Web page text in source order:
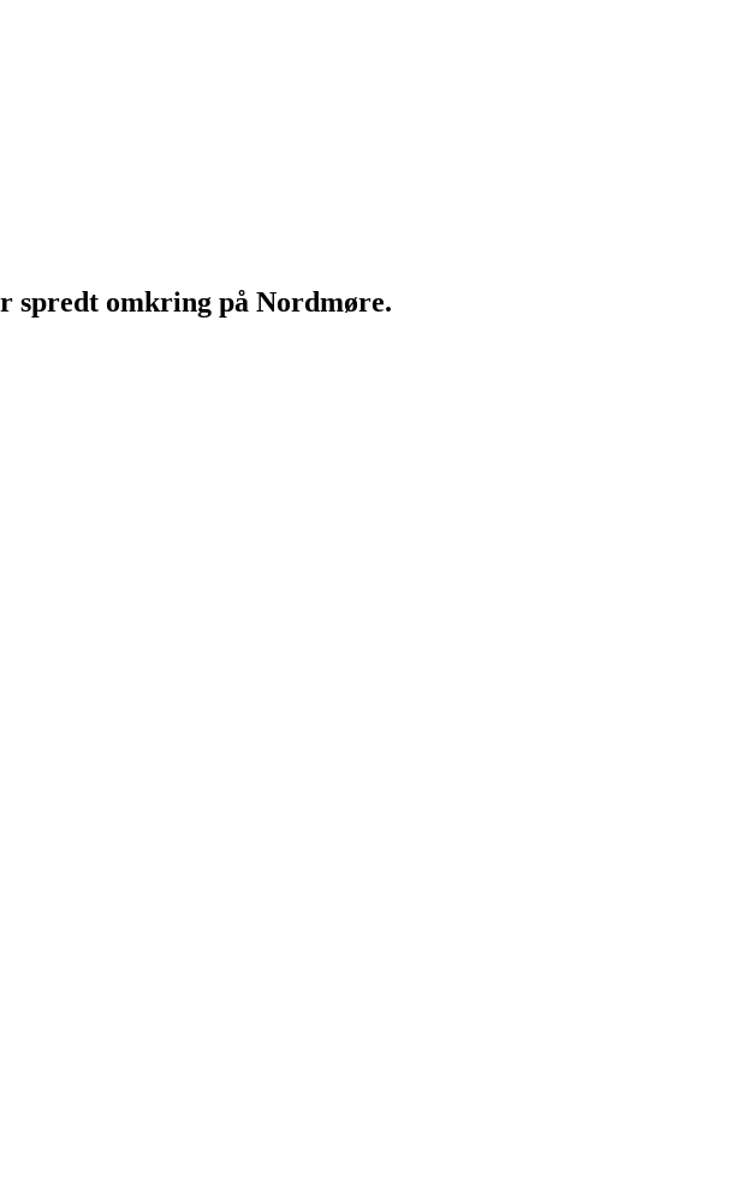
spredt omkring på Nordmøre.